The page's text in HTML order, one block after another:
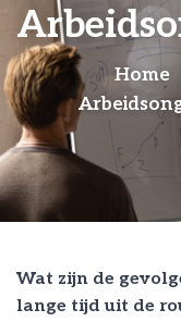
Home
Wat zijn de
lange tijd uit de